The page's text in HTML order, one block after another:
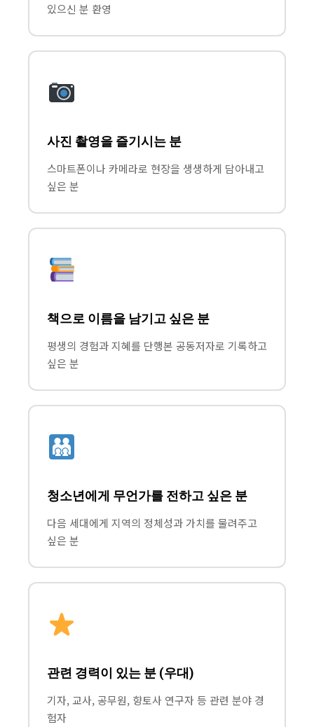
있으신 분 환영
사진 촬영을 즐기시는 분
스마트폰이나 카메라로 현장을 생생하게 담아내고
싶은 분
책으로 이름을 남기고 싶은 분
평생의 경험과 지혜를 단행본 공동저자로 기록하고
싶은 분
청소년에게 무언가를 전하고 싶은 분
다음 세대에게 지역의 정체성과 가치를 물려주고
싶은 분
관련 경력이 있는 분 (우대)
기자, 교사, 공무원, 향토사 연구자 등 관련 분야 경
험자